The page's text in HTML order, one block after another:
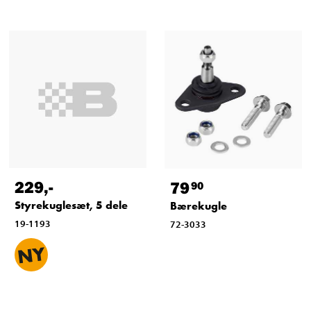
229,-
Styrekuglesæt, 5 dele
19-1193
7990
Bærekugle
72-3033